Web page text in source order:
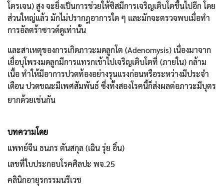
โตรเจน) สูง จะยิ่งเป็นการช่วยให้ซิสมีการเจริญเติบโตขึ้นไปอีก โดย
ส่วนใหญ่แล้ว มักไม่ปรากฎอาการใด ๆ และมักจะตรวจพบเมื่อทำ
การอัลตร้าซาวด์ดูเท่านั้น
และสาเหตุของการเกิดภาวะมดลูกโต (Adenomysis) เนื่องมาจาก
เยื่อบุโพรงมดลูกมีการแทรกเข้าไปเจริญเติบโตที่ (ภายใน) กล้าม
เนื้อ ทำให้มีอาการปวดท้องอย่างรุนแรงก่อนหรือระหว่างมีประจำ
เดือน ปวดขณะมีเพศสัมพันธ์ ซึ่งทั้งสองโรคนี้ก็ส่งผลต่อภาวะมีบุตร
ยากด้วยเช่นกัน
บทความโดย
แพทย์จีน ธนภร ตันสกุล (เฉิน รุ่ย อิ๋น)
เลขที่ใบประกอบโรคศิลปะ พจ.25
คลินิกอายุรกรรมนรีเวช